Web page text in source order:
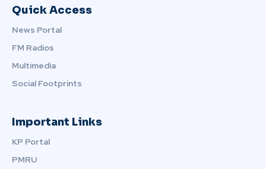
Quick Access
News Portal
FM Radios
Multimedia
Social Footprints
Important Links
KP Portal
PMRU